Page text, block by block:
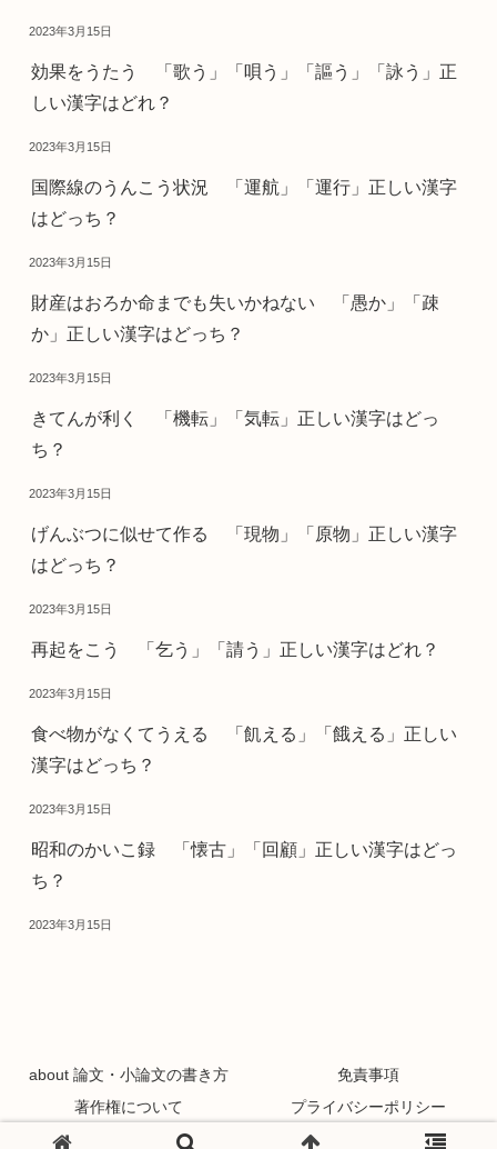
2023年3月15日
効果をうたう 「歌う」「唄う」「謳う」「詠う」正
しい漢字はどれ？
2023年3月15日
国際線のうんこう状況 「運航」「運行」正しい漢字
はどっち？
2023年3月15日
財産はおろか命までも失いかねない 「愚か」「疎
か」正しい漢字はどっち？
2023年3月15日
きてんが利く 「機転」「気転」正しい漢字はどっ
ち？
2023年3月15日
げんぶつに似せて作る 「現物」「原物」正しい漢字
はどっち？
2023年3月15日
再起をこう 「乞う」「請う」正しい漢字はどれ？
2023年3月15日
食べ物がなくてうえる 「飢える」「餓える」正しい
漢字はどっち？
2023年3月15日
昭和のかいこ録 「懐古」「回顧」正しい漢字はどっ
ち？
2023年3月15日
about 論文・小論文の書き方
免責事項
著作権について
プライバシーポリシー